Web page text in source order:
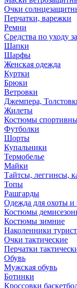
Очки
Перчатки, варежки
Ремни
Средства по уходу
Шапки
Шарфы
Женская одежда
Куртки
Брюки
Ветровки
Джемпера,
Жилеты
Костюмы
Футболки
Шорты
Купальники
Термобелье
Майки
Тайтсы, леггинсы,
Топы
Рашгарды
Одежда для охоты и
Костюмы
Костюмы зимние
Наколенники
Очки тактические
Перчатки
Обувь
Мужская обувь
Ботинки
Кроссовки